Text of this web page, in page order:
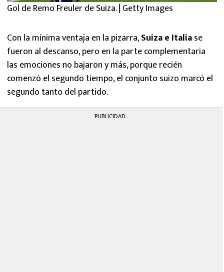
Gol de Remo Freuler de Suiza. | Getty Images
Con la mínima ventaja en la pizarra,Suiza e Italiase
fueron al descanso, pero en la parte complementaria
las emociones no bajaron y más, porque recién
comenzó el segundo tiempo, el conjunto suizo marcó el
segundo tanto del partido.
PUBLICIDAD